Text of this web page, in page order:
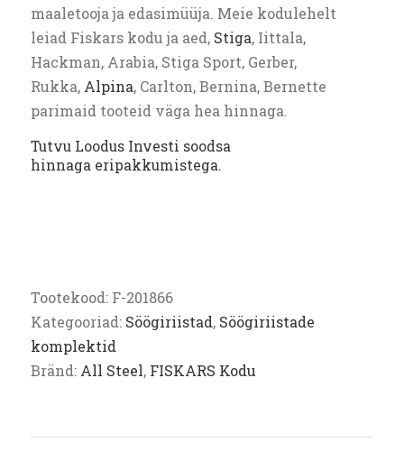
maaletooja ja edasimüüja. Meie kodulehelt
leiad Fiskars kodu ja aed, Stiga, Iittala,
Hackman, Arabia, Stiga Sport, Gerber,
Rukka, Alpina, Carlton, Bernina, Bernette
parimaid tooteid väga hea hinnaga.
Tutvu Loodus Investi soodsa
hinnaga eripakkumistega.
Tootekood: F-201866
Kategooriad: Söögiriistad, Söögiriistade
komplektid
Bränd: All Steel, FISKARS Kodu